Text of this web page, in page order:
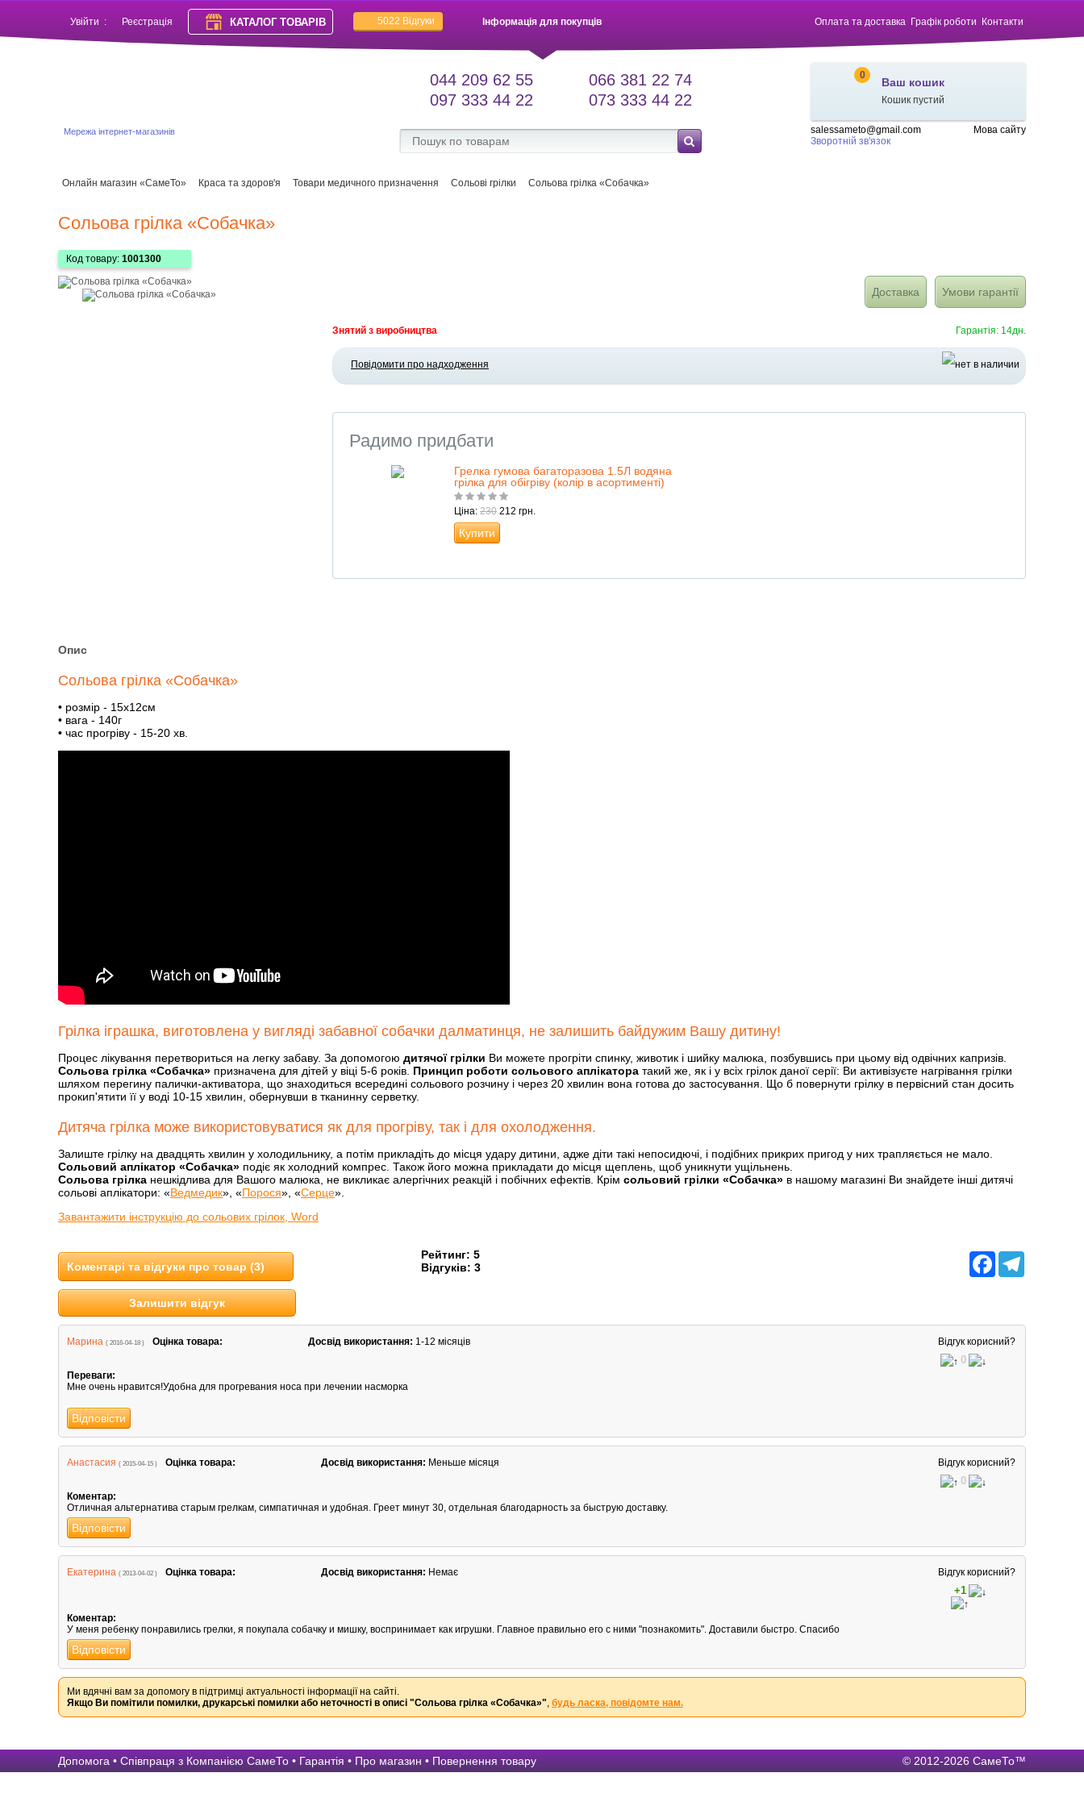
Увійти : Реєстрація КАТАЛОГ ТОВАРІВ 5022 Відгуки Оплата та доставка Графік роботи Контакти
Інформація для покупців
Мережа інтернет-магазинів
0
Ваш кошик
Кошик пустий
salessameto@gmail.com
Зворотній зв'язок
Мова сайту
044 209 62 55
097 333 44 22
066 381 22 74
073 333 44 22
Онлайн магазин «СамеТо» Краса та здоров'я Товари медичного призначення Сольові грілки Сольова грілка «Собачка»
Сольова грілка «Собачка»
Код товару: 1001300
Доставка Умови гарантії
Знятий з виробництва Гарантія: 14дн.
Повідомити про надходження
Радимо придбати
Грелка гумова багаторазова 1.5Л водяна
грілка для обігріву (колір в асортименті)
Ціна: 230 212 грн.
Купити
Опис
Сольова грілка «Собачка»
• розмір - 15х12см
• вага - 140г
• час прогріву - 15-20 хв.
Грілка іграшка, виготовлена у вигляді забавної собачки далматинця, не залишить байдужим Вашу дитину!
Процес лікування перетвориться на легку забаву. За допомогою дитячої грілки Ви можете прогріти спинку, животик і шийку малюка, позбувшись при цьому від одвічних капризів.
Сольова грілка «Собачка» призначена для дітей у віці 5-6 років. Принцип роботи сольового аплікатора такий же, як і у всіх грілок даної серії: Ви активізуєте нагрівання грілки
шляхом перегину палички-активатора, що знаходиться всередині сольового розчину і через 20 хвилин вона готова до застосування. Що б повернути грілку в первісний стан досить
прокип'ятити її у воді 10-15 хвилин, обернувши в тканинну серветку.
Дитяча грілка може використовуватися як для прогріву, так і для охолодження.
Залиште грілку на двадцять хвилин у холодильнику, а потім прикладіть до місця удару дитини, адже діти такі непосидючі, і подібних прикрих пригод у них трапляється не мало.
Сольовий аплікатор «Собачка» подіє як холодний компрес. Також його можна прикладати до місця щеплень, щоб уникнути ущільнень.
Сольова грілка нешкідлива для Вашого малюка, не викликає алергічних реакцій і побічних ефектів. Крім сольовий грілки «Собачка» в нашому магазині Ви знайдете інші дитячі
сольові аплікатори: «Ведмедик», «Порося», «Серце».
Завантажити інструкцію до сольових грілок, Word
Facebook
Коментарі та відгуки про товар (3)
Рейтинг: 5
Відгуків: 3
Залишити відгук
Марина ( 2016-04-18 ) Оцінка товара: Досвід використання: 1-12 місяців Відгук корисний?
0
Переваги:
Мне очень нравится!Удобна для прогревания носа при лечении насморка
Відповісти
Анастасия ( 2015-04-15 ) Оцінка товара: Досвід використання: Меньше місяця Відгук корисний?
0
Коментар:
Отличная альтернатива старым грелкам, симпатичная и удобная. Греет минут 30, отдельная благодарность за быструю доставку.
Відповісти
Екатерина ( 2013-04-02 ) Оцінка товара: Досвід використання: Немає Відгук корисний?
+1
Коментар:
У меня ребенку понравились грелки, я покупала собачку и мишку, воспринимает как игрушки. Главное правильно его с ними "познакомить". Доставили быстро. Спасибо
Відповісти
Ми вдячні вам за допомогу в підтримці актуальності інформації на сайті.
Якщо Ви помітили помилки, друкарські помилки або неточності в описі "Сольова грілка «Собачка»", будь ласка, повідомте нам.
© 2012-2026 СамеТо™
Допомога • Співпраця з Компанією СамеТо • Гарантія • Про магазин • Повернення товару